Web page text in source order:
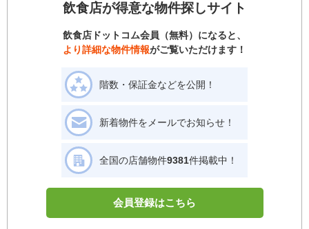
飲食店が得意な物件探しサイト
飲食店ドットコム会員（無料）になると、
より詳細な物件情報がご覧いただけます！
階数・保証金などを公開！
新着物件をメールでお知らせ！
全国の店舗物件9381件掲載中！
会員登録はこちら